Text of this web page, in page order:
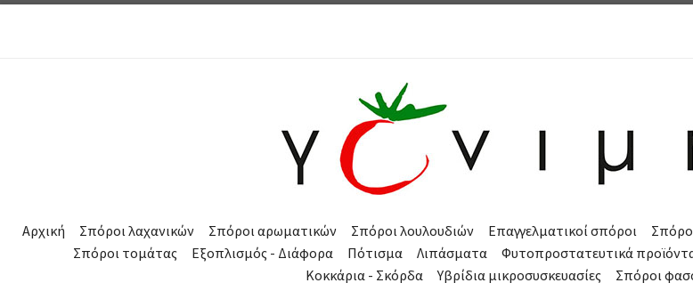
Αρχική Σπόροι λαχανικών Σπόροι αρωματικών Σπόροι λουλουδιών Επαγγελματικοί σπόροι
Σπόροι τομάτας
Εξοπλισμός - Διάφορα Πότισμα Λιπάσματα Φυτοπροστατευτικά
Κοκκάρια - Σκόρδα
Υβρίδια μικροσυσκευασίες Σπόροι